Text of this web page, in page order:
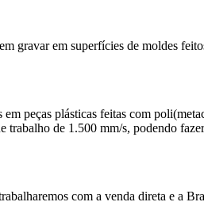
gravar em superfícies de moldes
em peças plásticas feitas com
de 1.500 mm/s, podendo
com a venda direta e a